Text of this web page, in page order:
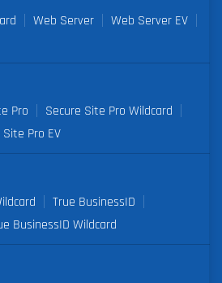
Web Server
Web Server EV
Pro
Secure Site Pro Wildcard
Site Pro EV
True BusinessID
BusinessID Wildcard